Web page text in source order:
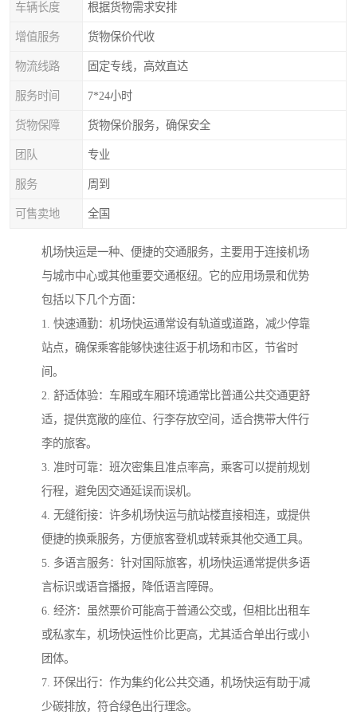
车辆长度 根据货物需求安排
增值服务 货物保价代收
物流线路 固定专线，高效直达
服务时间 7*24小时
货物保障 货物保价服务，确保安全
团队 专业
服务 周到
可售卖地 全国
机场快运是一种、便捷的交通服务，主要用于连接机场
与城市中心或其他重要交通枢纽。它的应用场景和优势
包括以下几个方面：
1. 快速通勤：机场快运通常设有轨道或道路，减少停靠
站点，确保乘客能够快速往返于机场和市区，节省时
间。
2. 舒适体验：车厢或车厢环境通常比普通公共交通更舒
适，提供宽敞的座位、行李存放空间，适合携带大件行
李的旅客。
3. 准时可靠：班次密集且准点率高，乘客可以提前规划
行程，避免因交通延误而误机。
4. 无缝衔接：许多机场快运与航站楼直接相连，或提供
便捷的换乘服务，方便旅客登机或转乘其他交通工具。
5. 多语言服务：针对国际旅客，机场快运通常提供多语
言标识或语音播报，降低语言障碍。
6. 经济：虽然票价可能高于普通公交或，但相比出租车
或私家车，机场快运性价比更高，尤其适合单出行或小
团体。
7. 环保出行：作为集约化公共交通，机场快运有助于减
少碳排放，符合绿色出行理念。